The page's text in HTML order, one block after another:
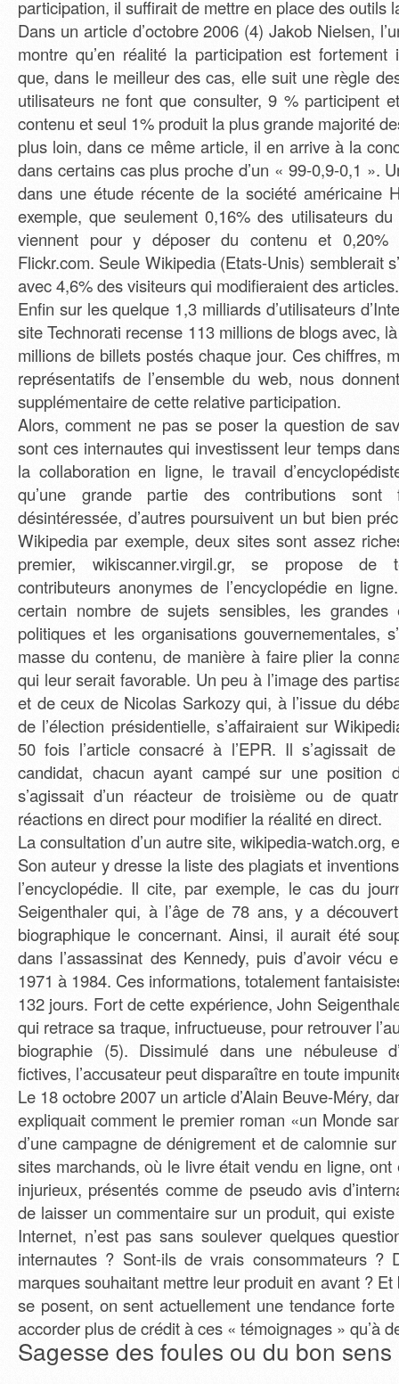
participation, il suffirait de mettre en place des outils
Dans un article d’octobre 2006 (4) Jakob Nielsen,
montre qu’en réalité la participation est fortement
que, dans le meilleur des cas, elle suit une règle
utilisateurs ne font que consulter, 9 % participent
contenu et seul 1% produit la plus grande majorité
plus loin, dans ce même article, il en arrive à la
dans certains cas plus proche d’un « 99-0,9-0,1 ».
dans une étude récente de la société américaine
exemple, que seulement 0,16% des utilisateurs
viennent pour y déposer du contenu et
Flickr.com. Seule Wikipedia (Etats-Unis) semblerait
avec 4,6% des visiteurs qui modifieraient des articles.
Enfin sur les quelque 1,3 milliards d’utilisateurs
site Technorati recense 113 millions de blogs avec,
millions de billets postés chaque jour. Ces chiffres,
représentatifs de l’ensemble du web, nous
supplémentaire de cette relative participation.
Alors, comment ne pas se poser la question de
sont ces internautes qui investissent leur temps
la collaboration en ligne, le travail
qu’une grande partie des contributions sont
désintéressée, d’autres poursuivent un but bien
Wikipedia par exemple, deux sites sont assez
premier, wikiscanner.virgil.gr, se propose de
contributeurs anonymes de l’encyclopédie en
certain nombre de sujets sensibles, les grandes
politiques et les organisations gouvernementales,
masse du contenu, de manière à faire plier la
qui leur serait favorable. Un peu à l’image des
et de ceux de Nicolas Sarkozy qui, à l’issue du
de l’élection présidentielle, s’affairaient sur
50 fois l’article consacré à l’EPR. Il s’agissait
candidat, chacun ayant campé sur une position
s’agissait d’un réacteur de troisième ou de
réactions en direct pour modifier la réalité en direct.
La consultation d’un autre site, wikipedia-watch.org,
Son auteur y dresse la liste des plagiats et
l’encyclopédie. Il cite, par exemple, le cas du
Seigenthaler qui, à l’âge de 78 ans, y a
biographique le concernant. Ainsi, il aurait été
dans l’assassinat des Kennedy, puis d’avoir vécu
1971 à 1984. Ces informations, totalement
132 jours. Fort de cette expérience, John
qui retrace sa traque, infructueuse, pour retrouver
biographie (5). Dissimulé dans une nébuleuse
fictives, l’accusateur peut disparaître en toute
Le 18 octobre 2007 un article d’Alain Beuve-Méry,
expliquait comment le premier roman «un Monde
d’une campagne de dénigrement et de calomnie
sites marchands, où le livre était vendu en ligne,
injurieux, présentés comme de pseudo avis
de laisser un commentaire sur un produit, qui
Internet, n’est pas sans soulever quelques
internautes ? Sont-ils de vrais consommateurs ?
marques souhaitant mettre leur produit en avant ?
se posent, on sent actuellement une tendance
accorder plus de crédit à ces « témoignages » qu’à
Sagesse des foules ou du bon